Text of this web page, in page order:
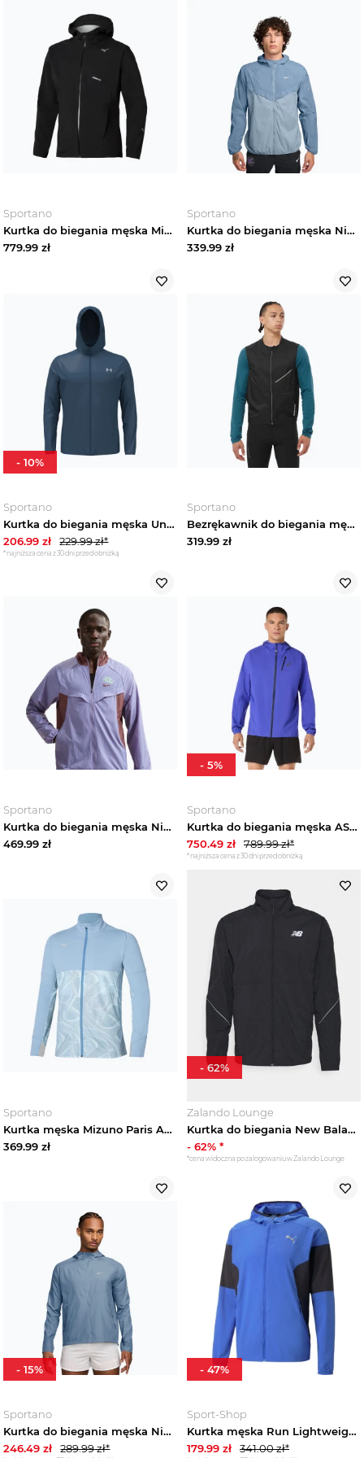
Spodnie sportowe męskie
Torby i plecaki męskie
Akcesoria męskie
Trendy
Wyprzedaże
Sportano
Kurtka do biegania męska Mizuno Trail Waterproof 20K Hooded black
779.99 zł
Sportano
Kurtka do biegania męska Nike Stride Repel UV work blue / light armory blue
339.99 zł
Sportano
Kurtka do biegania męska Under Armour Velociti Pro Storm wham blue / boundless blue / black
206.99 zł 229.99zł*
*najniższa cena z 30 dni przed obniżką
-10%
Sportano
Bezrękawnik do biegania męski Salomon Sense Aero Wind deep black
319.99 zł
Sportano
Kurtka do biegania męska Nike Fly Nike Stride iron purple / tattoo Fioletowy
469.99 zł
Sportano
Kurtka do biegania męska ASICS Fujitrail Elite Waterproof cobalt burst / midnight Niebieski
750.49 zł 789.99zł*
*najniższa cena z 30 dni przed obniżką
- 5%
Sportano
Kurtka męska Mizuno Paris Athlete Hybrid Warm Up glacier lake Niebieski
369.99 zł
Zalando Lounge
Kurtka do biegania New Balance czarny
- 62% *
*cena widoczna po zalogowaniu w Zalando Lounge
- 62%
Sportano
Kurtka do biegania męska Nike Repel Miler work blue / work blue
246.49 zł 289.99zł*
-15%
Sport-Shop
Kurtka męska Run Lightweight Jacket Puma Niebieski
179.99 zł 341.00zł*
- 47%